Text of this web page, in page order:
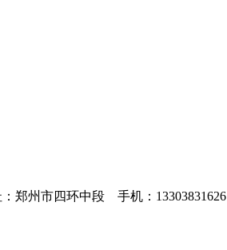
郑州市四环中段 手机：13303831626